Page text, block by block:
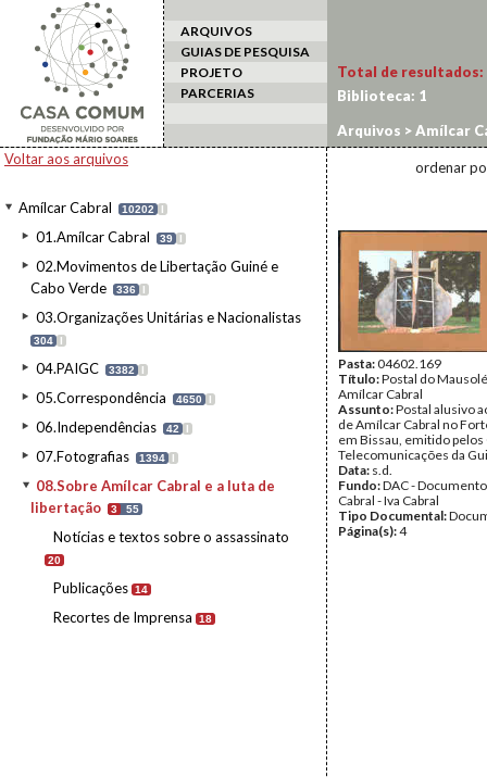
ARQUIVOS
GUIAS DE PESQUISA
PROJETO
PARCERIAS
Voltar aos arquivos
Amílcar Cabral 10202 I
01.Amílcar Cabral 39 I
02.Movimentos de Libertação Guiné e
Cabo Verde
336 I
03.Organizações Unitárias e Nacionalistas
304 I
04.PAIGC 3382 I
05.Correspondência 4650 I
06.Independências 42 I
07.Fotografias 1394 I
08.Sobre Amílcar Cabral e a luta de
libertação
3 55
Notícias e textos sobre o assassinato
20
Publicações 14
Recortes de Imprensa 18
Total de resultados:
Biblioteca: 1
Arquivos >Amílcar
ordenar
Pasta:04602.169
Título:Postal do
Amílcar Cabral
Assunto:Postal alusivo
de Amílcar Cabral no
em Bissau, emitido
Telecomunicações da
Data: s.d.
Fundo:DAC -
Cabral - Iva Cabral
Tipo Documental:
Página(s):4